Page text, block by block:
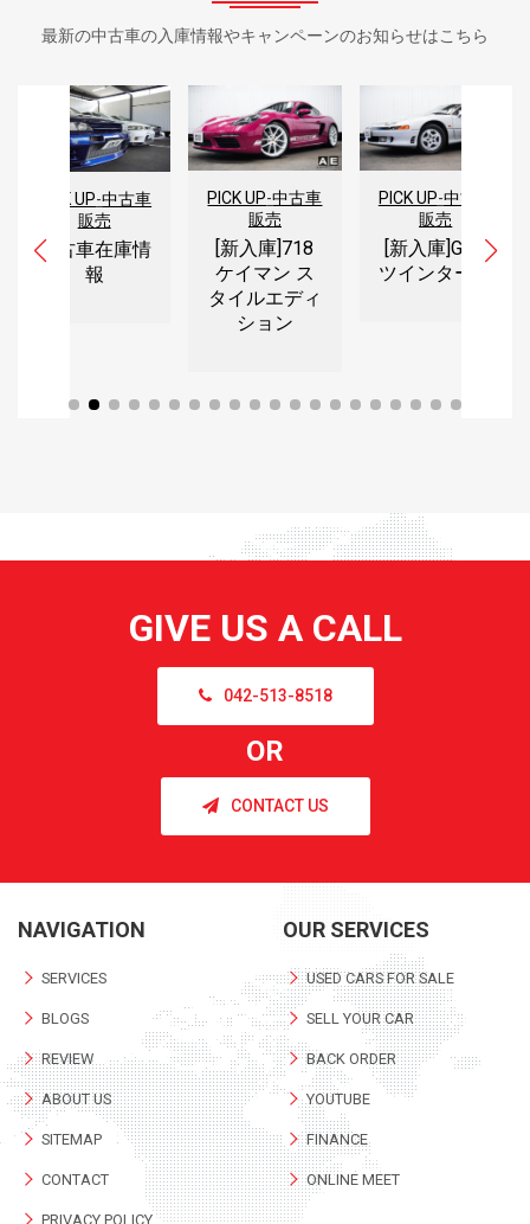
最新の中古車の入庫情報やキャンペーンのお知らせはこちら
PICK UP-中古車
販売
中古車在庫情
報
PICK UP-中古車
販売
[新入庫]718
ケイマン ス
タイルエディ
ション
PICK UP-中古車
販売
[新入庫]GTO
ツインターボ
GIVE US A CALL
042-513-8518
OR
CONTACT US
NAVIGATION
SERVICES
BLOGS
REVIEW
ABOUT US
SITEMAP
CONTACT
PRIVACY POLICY
OUR SERVICES
USED CARS FOR SALE
SELL YOUR CAR
BACK ORDER
YOUTUBE
FINANCE
ONLINE MEET